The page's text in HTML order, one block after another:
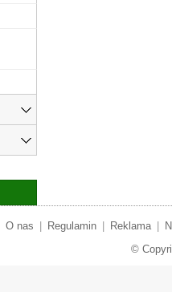
O nas Regulamin Reklama
©